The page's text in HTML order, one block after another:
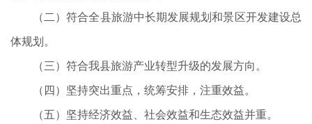
（二）符合全县旅游中长期发展规划和景区开发建设总
体规划。
（三）符合我县旅游产业转型升级的发展方向。
（四）坚持突出重点，统筹安排，注重效益。
（五）坚持经济效益、社会效益和生态效益并重。